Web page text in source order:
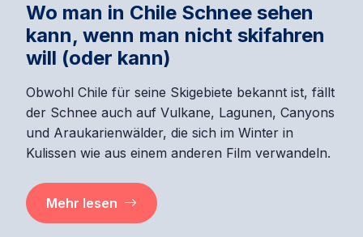
Wo man in Chile Schnee sehen
kann, wenn man nicht skifahren
will (oder kann)
Obwohl Chile für seine Skigebiete bekannt ist, fällt
der Schnee auch auf Vulkane, Lagunen, Canyons
und Araukarienwälder, die sich im Winter in
Kulissen wie aus einem anderen Film verwandeln.
Mehr lesen